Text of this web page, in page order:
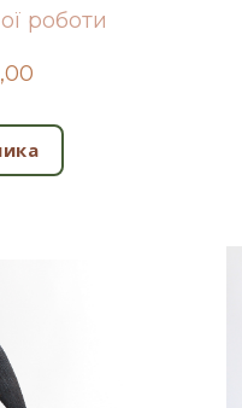
роботи